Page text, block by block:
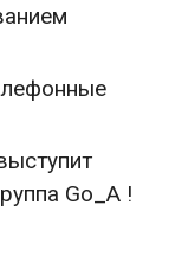
Go_A !